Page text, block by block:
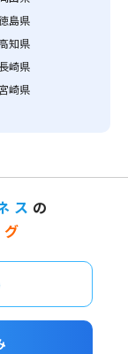
島県
知県
長崎県
宮崎県
ス の